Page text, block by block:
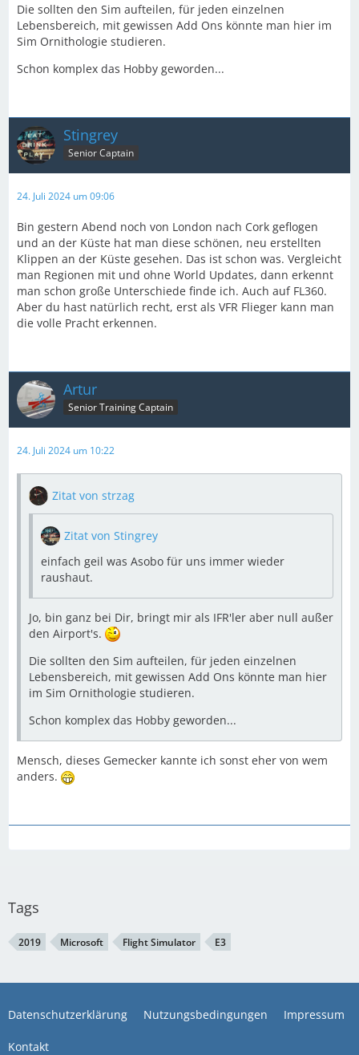
Die sollten den Sim aufteilen, für jeden einzelnen
Lebensbereich, mit gewissen Add Ons könnte man hier im
Sim Ornithologie studieren.
Schon komplex das Hobby geworden...
Stingrey
Senior Captain
24. Juli 2024 um 09:06
Bin gestern Abend noch von London nach Cork geflogen
und an der Küste hat man diese schönen, neu erstellten
Klippen an der Küste gesehen. Das ist schon was. Vergleicht
man Regionen mit und ohne World Updates, dann erkennt
man schon große Unterschiede finde ich. Auch auf FL360.
Aber du hast natürlich recht, erst als VFR Flieger kann man
die volle Pracht erkennen.
Artur
Senior Training Captain
24. Juli 2024 um 10:22
Zitat von strzag
Zitat von Stingrey
einfach geil was Asobo für uns immer wieder
raushaut.
Jo, bin ganz bei Dir, bringt mir als IFR'ler aber null außer
den Airport's.
Die sollten den Sim aufteilen, für jeden einzelnen
Lebensbereich, mit gewissen Add Ons könnte man hier
im Sim Ornithologie studieren.
Schon komplex das Hobby geworden...
Mensch, dieses Gemecker kannte ich sonst eher von wem
anders.
Tags
2019 Microsoft Flight Simulator E3
Datenschutzerklärung Nutzungsbedingungen Impressum
Kontakt